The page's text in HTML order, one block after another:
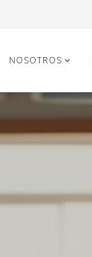
NOSOTROS